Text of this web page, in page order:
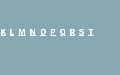
K L M N O P Q R S T